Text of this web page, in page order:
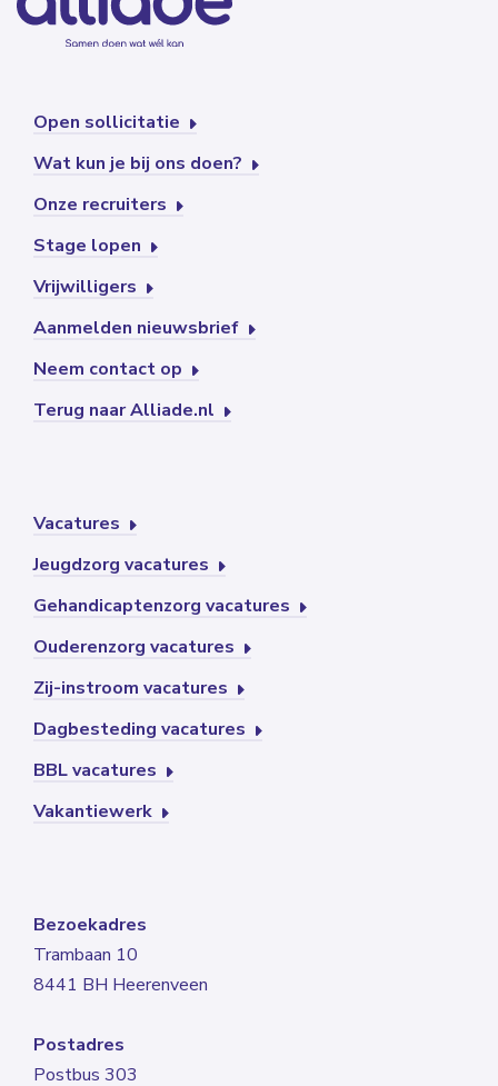
Open sollicitatie
Wat kun je bij ons doen?
Onze recruiters
Stage lopen
Vrijwilligers
Aanmelden nieuwsbrief
Neem contact op
Terug naar Alliade.nl
Vacatures
Jeugdzorg vacatures
Gehandicaptenzorg vacatures
Ouderenzorg vacatures
Zij-instroom vacatures
Dagbesteding vacatures
BBL vacatures
Vakantiewerk
Bezoekadres
Trambaan 10
8441 BH Heerenveen
Postadres
Postbus 303